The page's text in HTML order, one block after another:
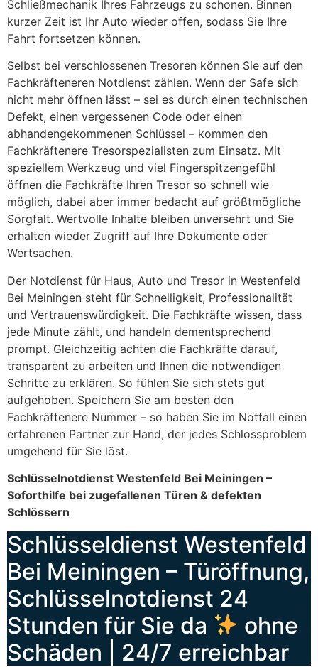
Schließmechanik Ihres Fahrzeugs zu schonen. Binnen
kurzer Zeit ist Ihr Auto wieder offen, sodass Sie Ihre
Fahrt fortsetzen können.
Selbst bei verschlossenen Tresoren können Sie auf den
Fachkräfteneren Notdienst zählen. Wenn der Safe sich
nicht mehr öffnen lässt – sei es durch einen technischen
Defekt, einen vergessenen Code oder einen
abhandengekommenen Schlüssel – kommen den
Fachkräftenere Tresorspezialisten zum Einsatz. Mit
speziellem Werkzeug und viel Fingerspitzengefühl
öffnen die Fachkräfte Ihren Tresor so schnell wie
möglich, dabei aber immer bedacht auf größtmögliche
Sorgfalt. Wertvolle Inhalte bleiben unversehrt und Sie
erhalten wieder Zugriff auf Ihre Dokumente oder
Wertsachen.
Der Notdienst für Haus, Auto und Tresor in Westenfeld
Bei Meiningen steht für Schnelligkeit, Professionalität
und Vertrauenswürdigkeit. Die Fachkräfte wissen, dass
jede Minute zählt, und handeln dementsprechend
prompt. Gleichzeitig achten die Fachkräfte darauf,
transparent zu arbeiten und Ihnen die notwendigen
Schritte zu erklären. So fühlen Sie sich stets gut
aufgehoben. Speichern Sie am besten den
Fachkräftenere Nummer – so haben Sie im Notfall einen
erfahrenen Partner zur Hand, der jedes Schlossproblem
umgehend für Sie löst.
Schlüsselnotdienst Westenfeld Bei Meiningen –
Soforthilfe bei zugefallenen Türen & defekten
Schlössern
Schlüsseldienst Westenfeld
Bei Meiningen – Türöffnung,
Schlüsselnotdienst 24
Stunden für Sie da
ohne
Schäden | 24/7 erreichbar